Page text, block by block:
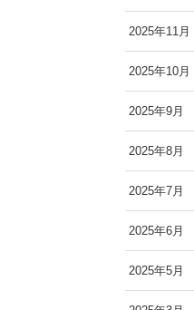
2025年11月
2025年10月
2025年9月
2025年8月
2025年7月
2025年6月
2025年5月